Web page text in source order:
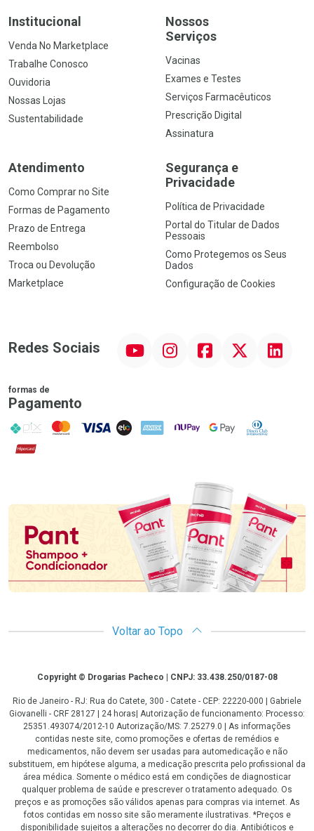
Institucional
Venda No Marketplace
Trabalhe Conosco
Ouvidoria
Nossas Lojas
Sustentabilidade
Nossos
Serviços
Vacinas
Exames e Testes
Serviços Farmacêuticos
Prescrição Digital
Assinatura
Atendimento
Como Comprar no Site
Formas de Pagamento
Prazo de Entrega
Reembolso
Troca ou Devolução
Marketplace
Segurança e
Privacidade
Política de Privacidade
Portal do Titular de Dados
Pessoais
Como Protegemos os Seus
Dados
Configuração de Cookies
Redes Sociais InstagramFacebookTwitter Linkedin
formas de
Pagamento
PIX MasterCard
VISA ELO AMEX NuPay Google PayDiners Club
Hipercard
Promoção em Destaque
Voltar ao Topo
CopyrightCopyright © Drogarias Pacheco | CNPJ: 33.438.250/0187-08
Rio de Janeiro - RJ: Rua do Catete, 300 - Catete - CEP: 22220-000 | Gabriele
Giovanelli - CRF 28127 | 24 horas| Autorização de funcionamento: Processo:
25351.493074/2012-10 Autorização/MS: 7.25279.0 | As informações
contidas neste site, como promoções e ofertas de remédios e
medicamentos, não devem ser usadas para automedicação e não
substituem, em hipótese alguma, a medicação prescrita pelo profissional da
área médica. Somente o médico está em condições de diagnosticar
qualquer problema de saúde e prescrever o tratamento adequado. Os
preços e as promoções são válidos apenas para compras via internet. As
fotos contidas em nosso site são meramente ilustrativas. *Preços e
disponibilidade sujeitos a alterações no decorrer do dia. Antibióticos e